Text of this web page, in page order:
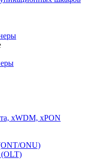
xWDM, xPON
ONU)